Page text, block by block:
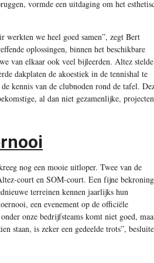
vormde een uitdaging om het
werkten we heel goed samen”, zegt Bert
oplossingen, binnen het beschikbare
van elkaar ook veel bijleerden. Altez stelde
dakplaten de akoestiek in de tennishal te
kennis van de clubnoden rond de tafel.
al dan niet gezamenlijke,
nog een mooie uitloper. Twee van de
court en SOM-court. Een fijne bekroning
terreinen kennen jaarlijks hun
een evenement op de officiële
onze bedrijfsteams komt niet goed,
staan, is zeker een gedeelde trots”,